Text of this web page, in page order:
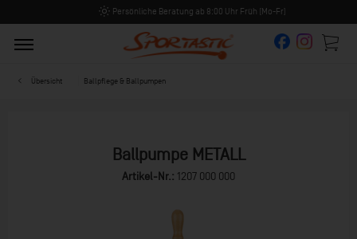
Persönliche Beratung ab 8:00 Uhr Früh (Mo-Fr)
Übersicht Ballpflege & Ballpumpen
Ballpumpe METALL
Artikel-Nr.: 1207 000 000